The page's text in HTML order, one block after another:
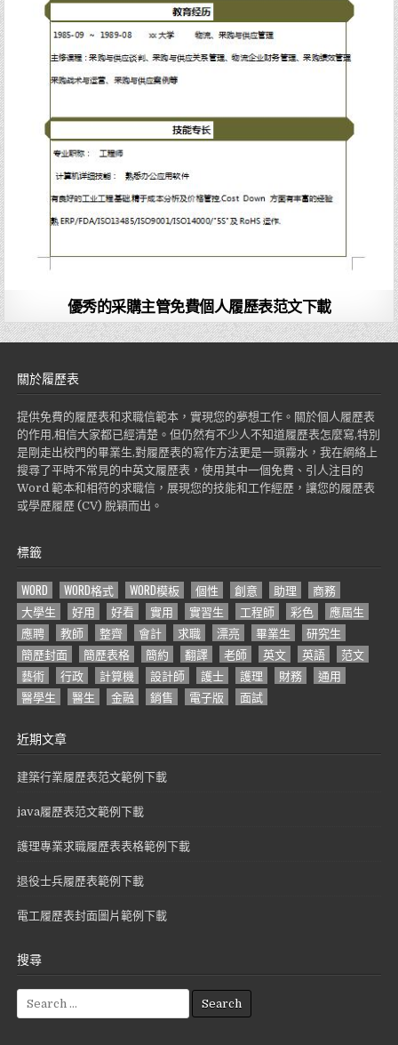
優秀的采購主管免費個人履歷表范文下載
關於履歷表
提供免費的履歷表和求職信範本，實現您的夢想工作。關於個人履歷表
的作用,相信大家都已經清楚。但仍然有不少人不知道履歷表怎麼寫,特別
是剛走出校門的畢業生,對履歷表的寫作方法更是一頭霧水，我在網絡上
搜尋了平時不常見的中英文履歷表，使用其中一個免費、引人注目的
Word 範本和相符的求職信，展現您的技能和工作經歷，讓您的履歷表
或學歷履歷 (CV) 脫穎而出。
標籤
WORD WORD格式 WORD模板 個性 創意 助理
商務
大學生
好用 好看 實用 實習生 工程師 彩色
應屆生
應聘
教師 整齊 會計 求職 漂亮 畢業生
研究生
簡歷封面
簡歷表格 簡約 翻譯 老師 英文 英語
范文
藝術
行政 計算機 設計師 護士 護理 財務
通用
醫學生
醫生 金融 銷售 電子版 面試
近期文章
建築行業履歷表范文範例下載
java履歷表范文範例下載
護理專業求職履歷表表格範例下載
退役士兵履歷表範例下載
電工履歷表封面圖片範例下載
搜尋
e